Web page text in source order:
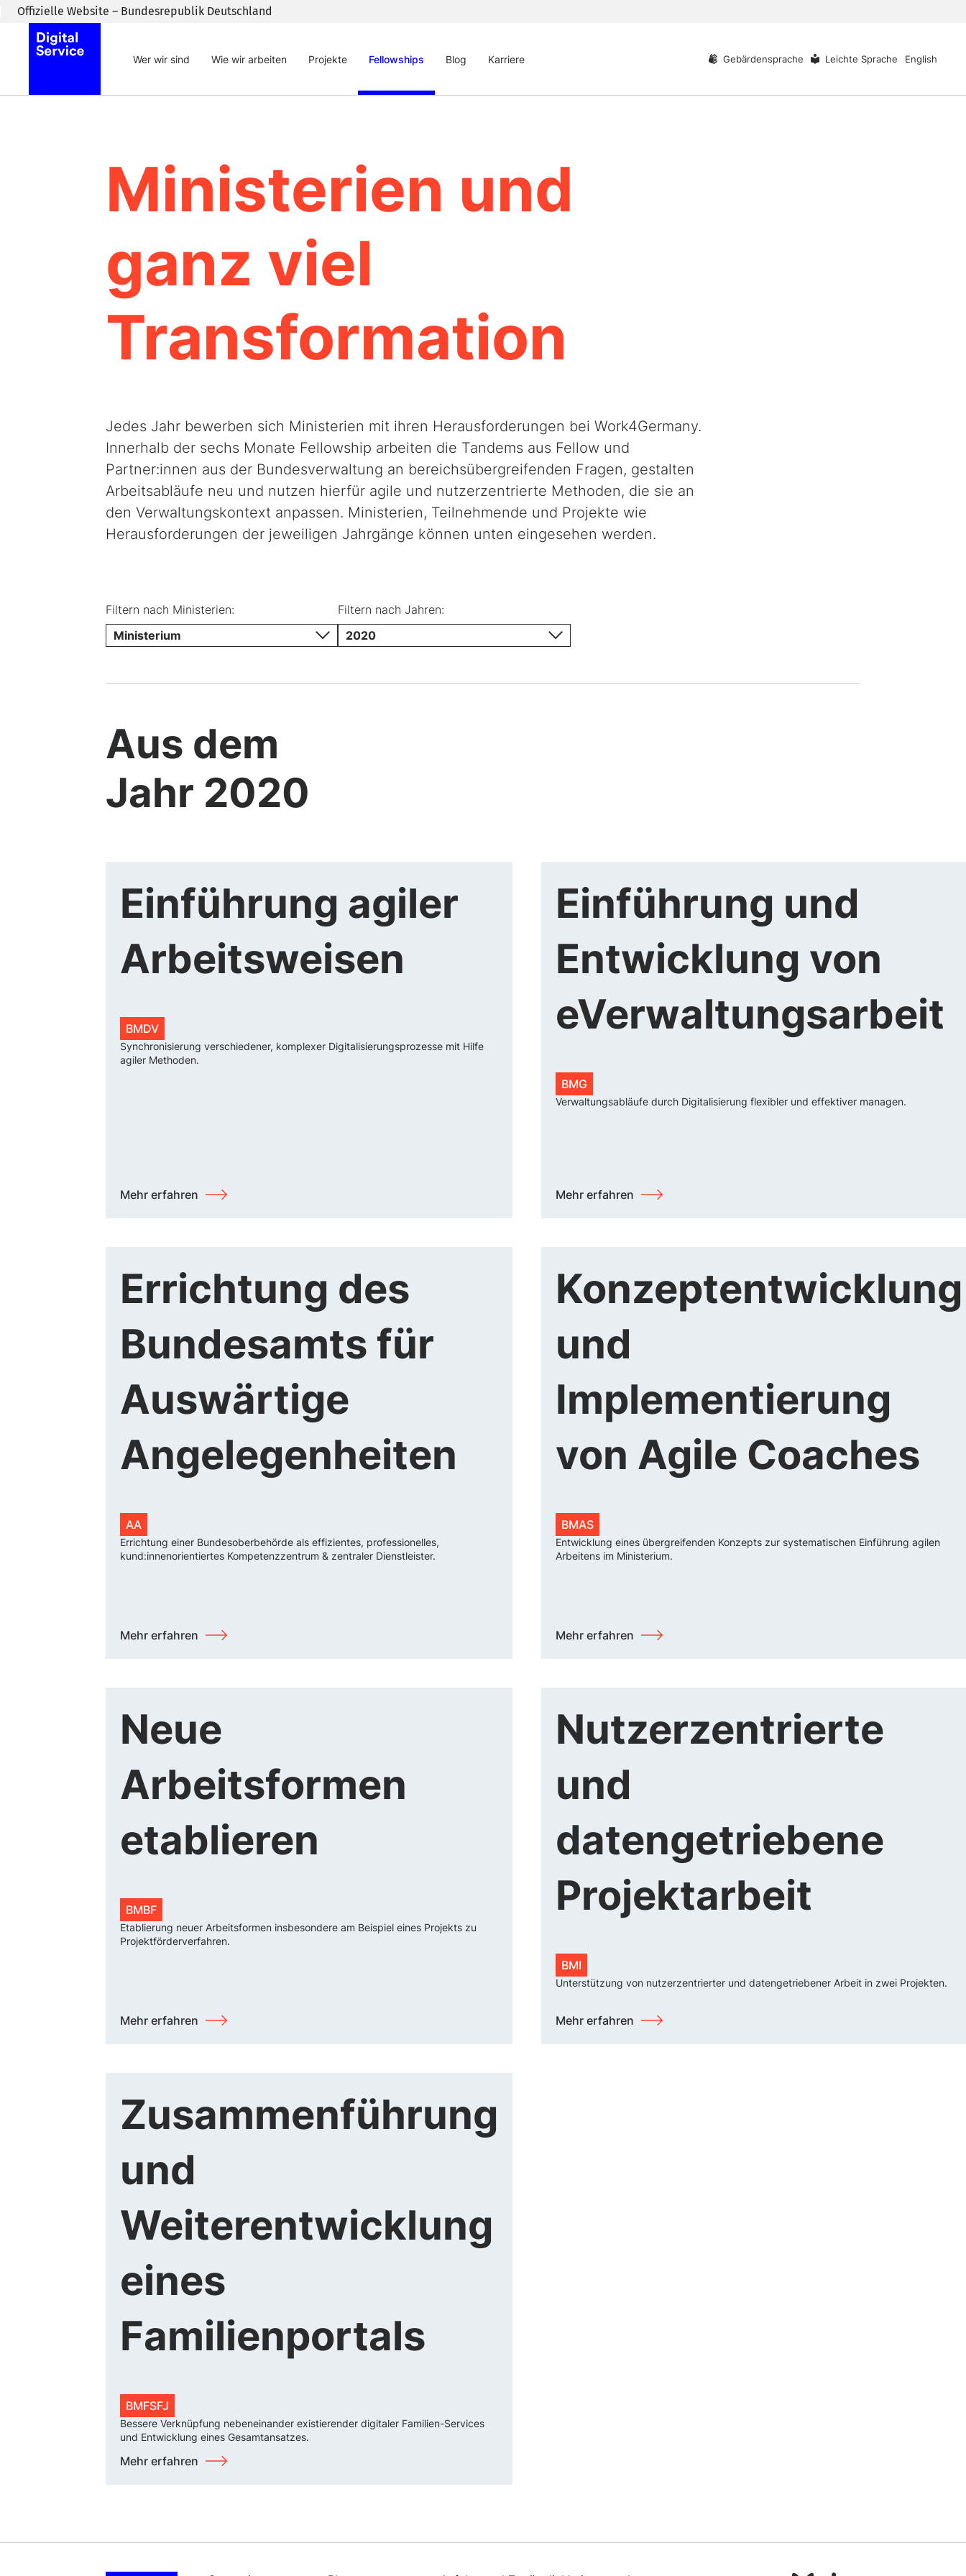
Zum Inhaltsbereich wechseln
Offizielle Website – Bundesrepublik Deutschland
Wer wir sind Wie wir arbeiten Projekte Fellowships Blog Karriere Gebärdensprache Leichte Sprache English
Ministerien und
ganz viel
Transformation
Jedes Jahr bewerben sich Ministerien mit ihren Herausforderungen bei Work4Germany.
Innerhalb der sechs Monate Fellowship arbeiten die Tandems aus Fellow und
Partner:innen aus der Bundesverwaltung an bereichsübergreifenden Fragen, gestalten
Arbeitsabläufe neu und nutzen hierfür agile und nutzerzentrierte Methoden, die sie an
den Verwaltungskontext anpassen. Ministerien, Teilnehmende und Projekte wie
Herausforderungen der jeweiligen Jahrgänge können unten eingesehen werden.
Filtern nach Ministerien:
Ministerium
Filtern nach Jahren:
2020
Aus dem
Jahr 2020
Einführung agiler
Arbeitsweisen
BMDV
Synchronisierung verschiedener, komplexer Digitalisierungsprozesse mit Hilfe
agiler Methoden.
Mehr erfahren
Einführung und
Entwicklung von
eVerwaltungsarbeit
BMG
Verwaltungsabläufe durch Digitalisierung flexibler und effektiver managen.
Mehr erfahren
Errichtung des
Bundesamts für
Auswärtige
Angelegenheiten
AA
Errichtung einer Bundesoberbehörde als effizientes, professionelles,
kund:innenorientiertes Kompetenzzentrum & zentraler Dienstleister.
Mehr erfahren
Konzeptentwicklung
und
Implementierung
von Agile Coaches
BMAS
Entwicklung eines übergreifenden Konzepts zur systematischen Einführung agilen
Arbeitens im Ministerium.
Mehr erfahren
Neue
Arbeitsformen
etablieren
BMBF
Etablierung neuer Arbeitsformen insbesondere am Beispiel eines Projekts zu
Projektförderverfahren.
Mehr erfahren
Nutzerzentrierte
und
datengetriebene
Projektarbeit
BMI
Unterstützung von nutzerzentrierter und datengetriebener Arbeit in zwei Projekten.
Mehr erfahren
Zusammenführung
und
Weiterentwicklung
eines
Familienportals
BMFSFJ
Bessere Verknüpfung nebeneinander existierender digitaler Familien-Services
und Entwicklung eines Gesamtansatzes.
Mehr erfahren